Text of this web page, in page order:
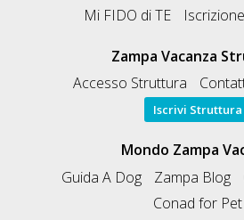
Mi FIDO di TE
Zampa Vacanza
Accesso Struttura
Iscrivi Struttura
Mondo Zampa
Guida A Dog
Zampa Blog
Conad for Pet